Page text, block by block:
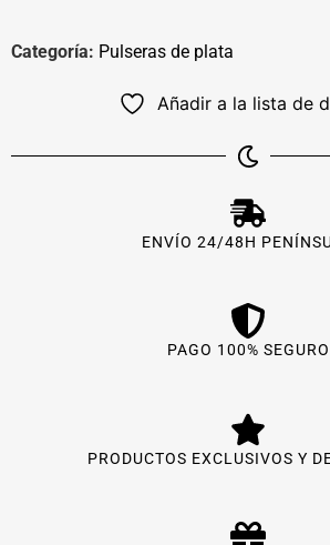
Categoría: Pulseras de plata
Añadir a la lista de
ENVÍO 24/48H
PAGO 100% SEGURO
PRODUCTOS EXCLUSIVOS Y